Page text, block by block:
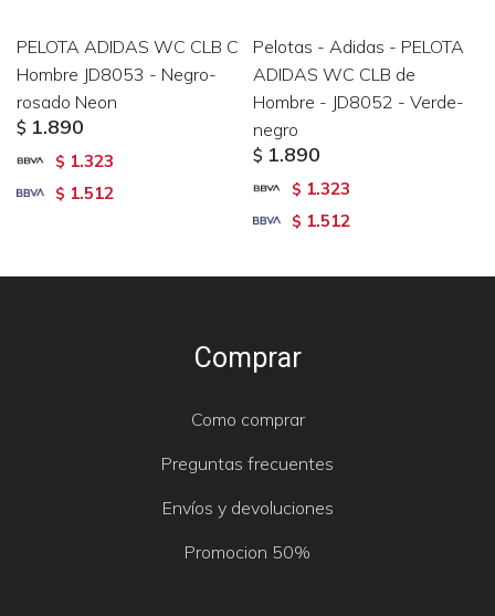
PELOTA ADIDAS WC CLB C
Hombre JD8053 - Negro-
rosado Neon
$ 1.890
$ 1.323
$ 1.512
Pelotas - Adidas - PELOTA
ADIDAS WC CLB de
Hombre - JD8052 - Verde-
negro
$ 1.890
$ 1.323
$ 1.512
Comprar
Como comprar
Preguntas frecuentes
Envíos y devoluciones
Promocion 50%